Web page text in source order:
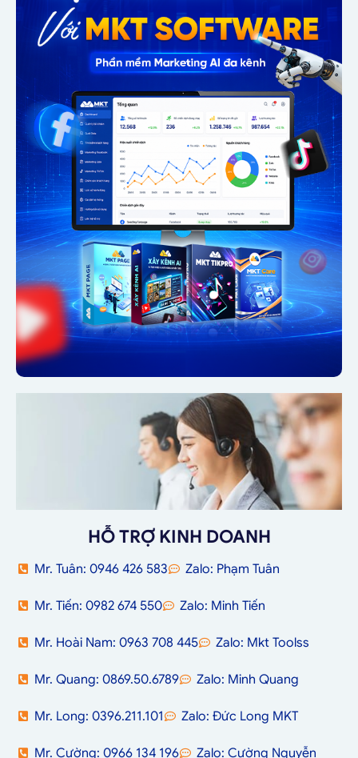
HỖ TRỢ KINH DOANH
Mr. Tuân: 0946 426 583 Zalo: Phạm Tuân
Mr. Tiến: 0982 674 550 Zalo: Minh Tiến
Mr. Hoài Nam: 0963 708 445 Zalo: Mkt Toolss
Mr. Quang: 0869.50.6789 Zalo: Minh Quang
Mr. Long: 0396.211.101 Zalo: Đức Long MKT
Mr. Cường: 0966 134 196 Zalo: Cường Nguyễn